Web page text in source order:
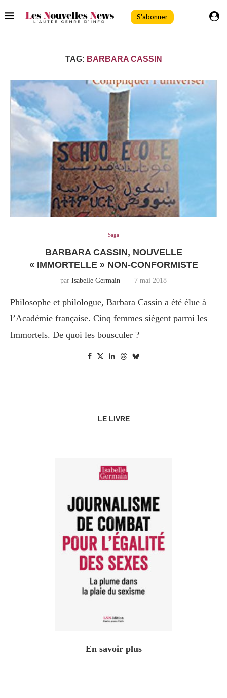
S'abonner
TAG: BARBARA CASSIN
Saga
BARBARA CASSIN, NOUVELLE
« IMMORTELLE » NON-CONFORMISTE
par Isabelle Germain 7 mai 2018
Philosophe et philologue, Barbara Cassin a été élue à
l’Académie française. Cinq femmes siègent parmi les
Immortels. De quoi les bousculer ?
LE LIVRE
En savoir plus